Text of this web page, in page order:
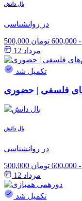
بال دانش
در روانشناسی
- 600,000 تومان
مرداد 12
تکمیل شد
بال دانش
در روانشناسی
- 600,000 تومان
مرداد 12
تکمیل شد